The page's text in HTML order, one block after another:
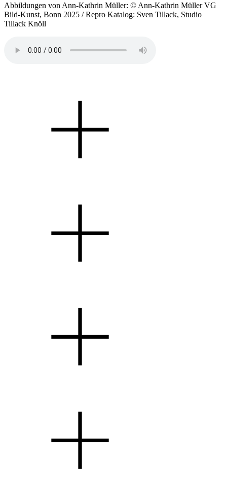
Abbildungen von Ann-Kathrin Müller: © Ann-Kathrin Müller VG
Bild-Kunst, Bonn 2025 / Repro Katalog: Sven Tillack, Studio
Tillack Knöll